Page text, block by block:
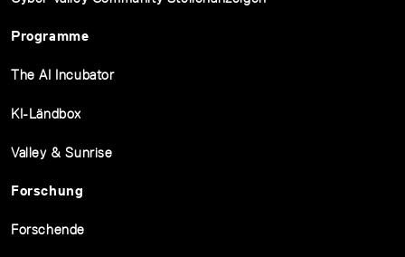
Programme
The AI Incubator
KI-Ländbox
Valley & Sunrise
Forschung
Forschende